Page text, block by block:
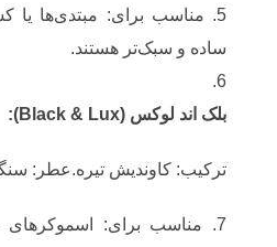
مناسب برای: مبتدی‌ها یا
ساده و سبک‌تر هستند.
بلک اند لوکس (Black & Lux):
ترکیب: کاوندیش تیره.عطر:
مناسب برای: اسموکرهای